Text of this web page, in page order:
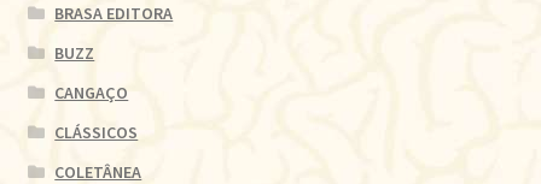
BRASA EDITORA
BUZZ
CANGAÇO
CLÁSSICOS
COLETÂNEA